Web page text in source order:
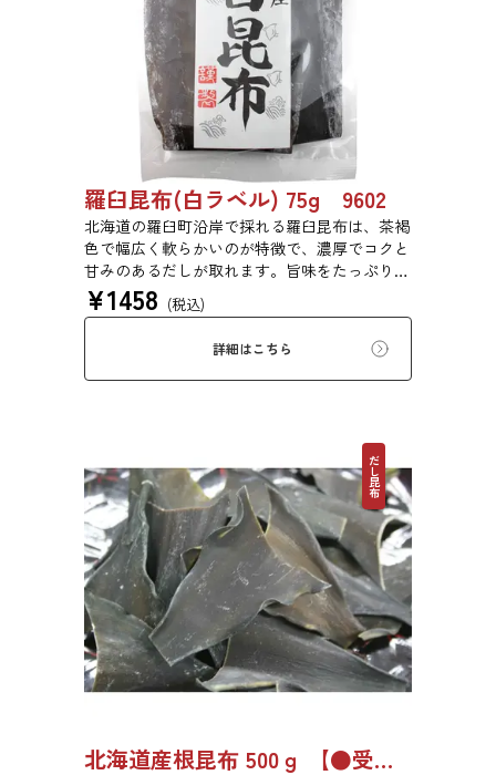
羅臼昆布(白ラベル) 75g 9602
北海道の羅臼町沿岸で採れる羅臼昆布は、茶褐
色で幅広く軟らかいのが特徴で、濃厚でコクと
甘みのあるだしが取れます。旨味をたっぷり含
みもっちりした食感があるため、あらゆる用途
で評価の高い高級昆布です。
¥1458 (税込)
詳細はこちら
だし昆布
北海道産根昆布 500ｇ 【●受注生産品】8494